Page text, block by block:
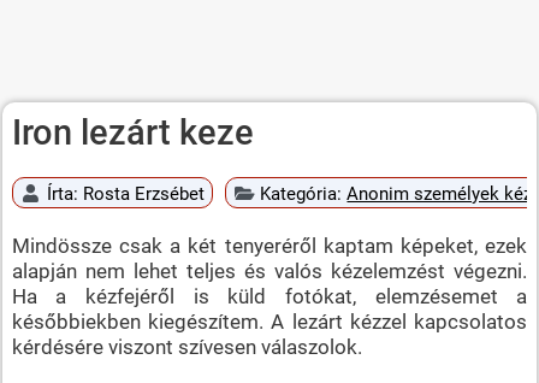
Iron lezárt keze
Írta: Rosta Erzsébet Kategória:Anonim személyek
Mindössze csak a két tenyeréről kaptam képeket, ezek
alapján nem lehet teljes és valós kézelemzést végezni.
Ha a kézfejéről is küld fotókat, elemzésemet a
későbbiekben kiegészítem. A lezárt kézzel kapcsolatos
kérdésére viszont szívesen válaszolok.